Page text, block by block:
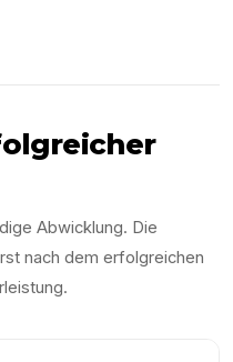
Abwicklung. Die
nach dem erfolgreichen